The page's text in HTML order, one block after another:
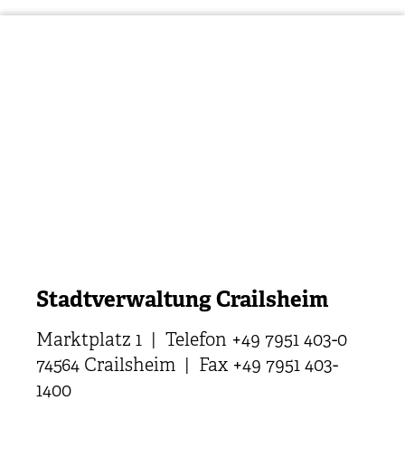
Stadtverwaltung Crailsheim
Marktplatz 1 | Telefon +49 7951 403-0
74564 Crailsheim | Fax +49 7951 403-
1400